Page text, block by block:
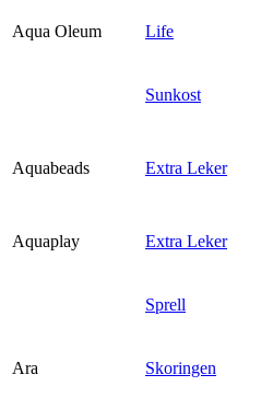
Aqua Oleum Life
Sunkost
Aquabeads Extra Leker
Aquaplay Extra Leker
Sprell
Ara Skoringen